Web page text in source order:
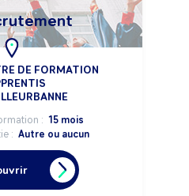
DE FORMATION
: 15 mois
: Autre ou aucun